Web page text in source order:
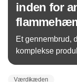
inden for
Et gennembrud,
komplekse
Værdikæden